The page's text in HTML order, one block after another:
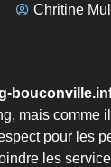
Chritine
mais comme
pour les
les